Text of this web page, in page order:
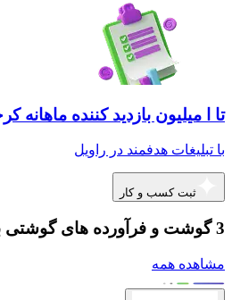
تا ا میلیون بازدید کننده ماهانه
با تبلیغات هدفمند در راویل
ثبت کسب و کار
3 گوشت و فرآورده های گوشتی برتر کرج
مشاهده همه